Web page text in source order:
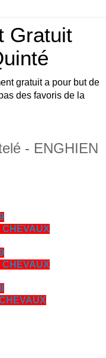
Gratuit
gratuit a pour but de
des favoris de la
- ENGHIEN
CHEVAUX
CHEVAUX